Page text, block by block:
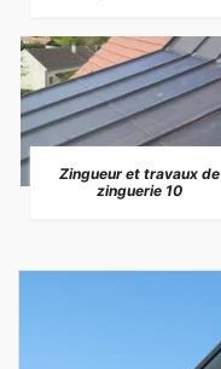
Zingueur et travaux de
zinguerie 10